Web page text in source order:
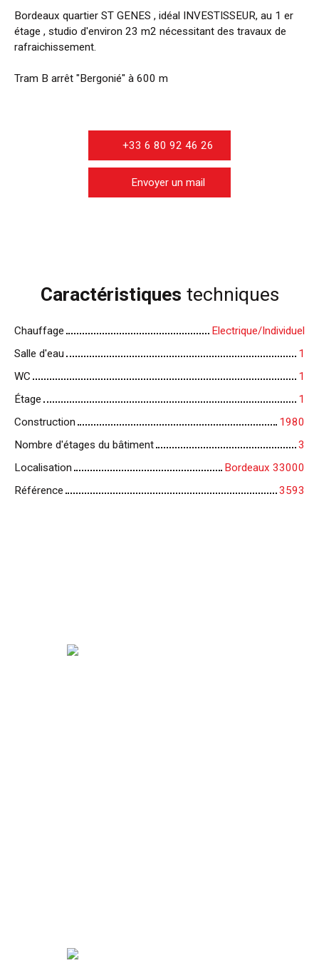
Bordeaux quartier ST GENES , idéal INVESTISSEUR, au 1 er
étage , studio d'environ 23 m2 nécessitant des travaux de
rafraichissement.
Tram B arrêt "Bergonié" à 600 m
+33 6 80 92 46 26
Envoyer un mail
Caractéristiques techniques
Chauffage
Electrique/Individuel
Salle d'eau
1
WC
1
Étage
1
Construction
1980
Nombre d'étages du bâtiment
3
Localisation
Bordeaux 33000
Référence
3593